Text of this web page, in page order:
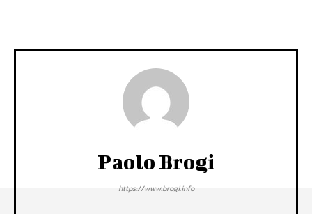
Paolo Brogi
https://www.brogi.info